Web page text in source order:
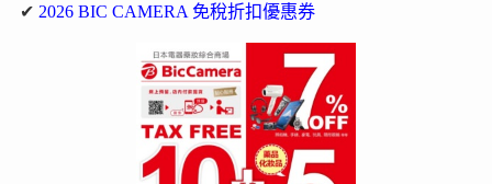
✔ 2026 BIC CAMERA 免稅折扣優惠券